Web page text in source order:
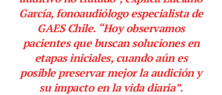
García, fonoaudiólogo especialista de
GAES Chile. “Hoy observamos
pacientes que buscan soluciones en
etapas iniciales, cuando aún es
posible preservar mejor la audición y
su impacto en la vida diaria”.